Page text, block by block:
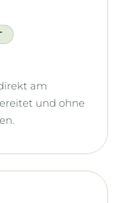
am
und ohne